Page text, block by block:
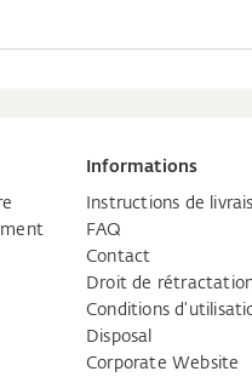
Informations
Instructions de
FAQ
Contact
Droit de
Conditions
Disposal
Corporate Website